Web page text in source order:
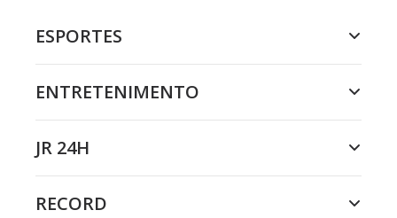
ESPORTES
ENTRETENIMENTO
JR 24H
RECORD